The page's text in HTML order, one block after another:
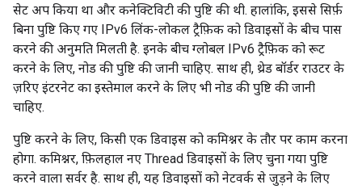
सेट अप किया था और कनेक्टिविटी की पुष्टि की थी. हालांकि, इससे सिर्फ़
बिना पुष्टि किए गए IPv6 लिंक-लोकल ट्रैफ़िक को डिवाइसों के बीच पास
करने की अनुमति मिलती है. इनके बीच ग्लोबल IPv6 ट्रैफ़िक को रूट
करने के लिए, नोड की पुष्टि की जानी चाहिए. साथ ही, थ्रेड बॉर्डर राउटर के
ज़रिए इंटरनेट का इस्तेमाल करने के लिए भी नोड की पुष्टि की जानी
चाहिए.
पुष्टि करने के लिए, किसी एक डिवाइस को कमिश्नर के तौर पर काम करना
होगा. कमिश्नर, फ़िलहाल नए Thread डिवाइसों के लिए चुना गया पुष्टि
करने वाला सर्वर है. साथ ही, यह डिवाइसों को नेटवर्क से जुड़ने के लिए